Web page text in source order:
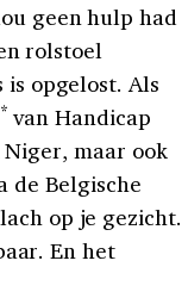
geen hulp had
rolstoel
opgelost. Als
* van Handicap
maar ook
de Belgische
op je gezicht.
En het